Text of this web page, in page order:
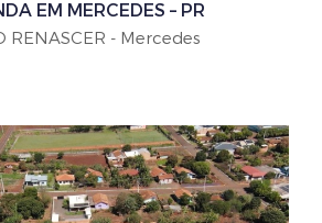
EM MERCEDES – PR
RENASCER - Mercedes